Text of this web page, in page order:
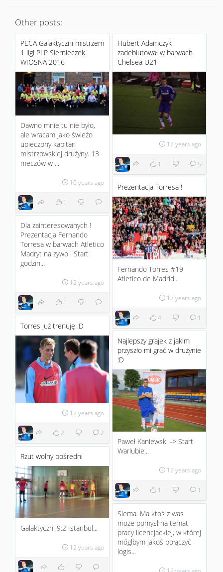
Other posts:
PECA Galaktyczni mistrzem
1 ligi PLP Siernieczek
WIOSNA 2016
Dawno mnie tu nie było,
ale wracam jako świeżo
upieczony kapitan
mistrzowskiej drużyny. 13
meczów w ...
10 years ago
1
Hubert Adamczyk
zadebiutował w barwach
Chelsea U21
12 years ago
1 5
Prezentacja Torresa !
Fernando Torres #19
Atletico de Madrid...
12 years ago
4 1
Dla zainteresowanych !
Prezentacja Fernando
Torresa w barwach Atletico
Madryt na żywo ! Start
godzin...
12 years ago
1
Torres już trenuję :D
12 years ago
2 2
Najlepszy grajek z jakim
przyszło mi grać w drużynie
:D
Paweł Kaniewski -> Start
Warlubie...
12 years ago
1 1
Rzut wolny pośredni
Galaktyczni 9:2 Istanbul...
12 years ago
Siema. Ma ktoś z was
może pomysł na temat
pracy licencjackiej, w której
mógłbym jakoś połączyć
logis...